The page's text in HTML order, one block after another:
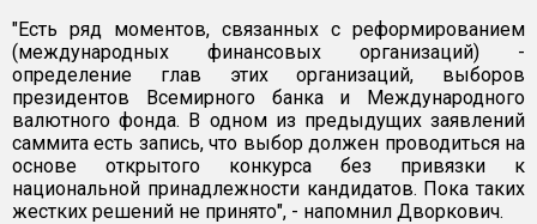
"Есть ряд моментов, связанных с реформированием
(международных финансовых организаций) -
определение глав этих организаций, выборов
президентов Всемирного банка и Международного
валютного фонда. В одном из предыдущих заявлений
саммита есть запись, что выбор должен проводиться на
основе открытого конкурса без привязки к
национальной принадлежности кандидатов. Пока таких
жестких решений не принято", - напомнил Дворкович.